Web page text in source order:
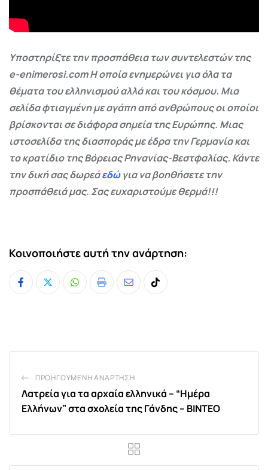
Υποστηρίξτε την προσπάθεια των συντελεστών της
e-enimerosi.com Η οποία ενημερώνει για όλα τα
θέματα του ελληνισμού αλλά και του κόσμου. Μια
σελίδα φτιαγμένη με αγάπη από ανθρώπους οι οποίοι
βρίσκονται σε διάφορα σημεία της Ευρώπης. Μιας
ιστοσελίδα της διασποράς με έδρα την Γερμανία και
το κρατίδιο της Βόρειας Ρηνανίας-Βεστφαλίας. Κάντε
την δική σας δωρεάεδώγια να βοηθήσετε την
προσπάθειά μας. Σας ευχαριστούμε θερμά!!!
Κοινοποιήστε αυτή την ανάρτηση:
Whatsapp
Print
ShareTiktok
ΠΡΟΗΓΟΎΜΕΝΗ ΑΝΆΡΤΗΣΗ
Λατρεία για τα αρχαία ελληνικά – “Hμέρα
Ελλήνων” στα σχολεία της Γάνδης – ΒΙΝΤΕΟ